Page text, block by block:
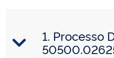
1. Processo